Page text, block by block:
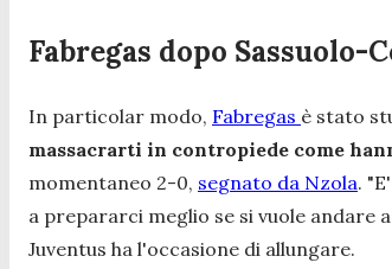
Fabregas dopo Sassuolo-
In particolar modo, Fabregas è stato
massacrarti in contropiede come
momentaneo 2-0, segnato da Nzola. "
a prepararci meglio se si vuole andare
Juventus ha l'occasione di allungare.